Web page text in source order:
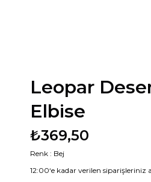
Leopar
Elbise
₺369,50
Renk : Bej
12:00‘e kadar verilen siparişleriniz